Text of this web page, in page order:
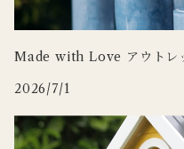
WILDLIFE GARDEN
tronco
Zafferano
Made with Love アウトレ
2026/7/1